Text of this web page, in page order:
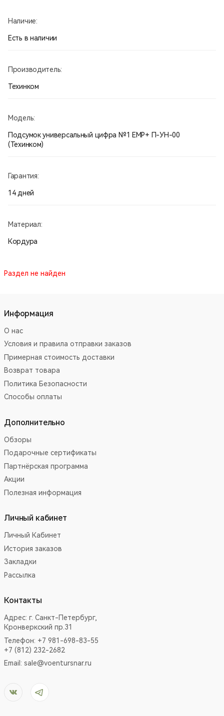
Размеры (ВхГхШ), мм: 120х35х95.
Ткань «Кордон-500» с полиуретановым покрытием С900,
ИК ремиссией. ООО «Балтекс». РФ
Наличие:
Есть в наличии
Производитель:
Техинком
Модель:
Подсумок универсальный цифра №1 ЕМР+ П-УН-00
(Техинком)
Гарантия:
14 дней
Материал:
Кордура
Раздел не найден
Информация
О нас
Условия и правила отправки заказов
Примерная стоимость доставки
Возврат товара
Политика Безопасности
Способы оплаты
Дополнительно
Обзоры
Подарочные сертификаты
Партнёрская программа
Акции
Полезная информация
Личный кабинет
Личный Кабинет
История заказов
Закладки
Рассылка
Контакты
Адрес: г. Санкт-Петербург,
Кронверкский пр.31
Телефон: +7 981-698-83-55
+7 (812) 232-2682
Email: sale@voentursnar.ru